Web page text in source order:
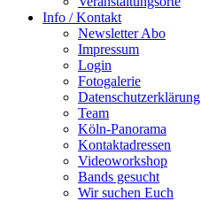
Info / Kontakt
Newsletter Abo
Impressum
Login
Fotogalerie
Datenschutzerklärung
Team
Köln-Panorama
Kontaktadressen
Videoworkshop
Bands gesucht
Wir suchen Euch